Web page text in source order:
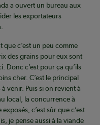
a ouvert un bureau aux
les exportateurs
que c’est un peu comme
des grains pour eux sont
Donc c’est pour ça qu’ils
cher. C’est le principal
venir. Puis si on revient à
local, la concurrence à
c’est sûr que c’est
je pense aussi à la viande